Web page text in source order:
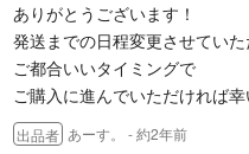
ありがとうございます！
発送までの日程変更させてい
ご都合いいタイミングで
ご購入に進んでいただければ幸
出品者 あーす。 - 約2年前